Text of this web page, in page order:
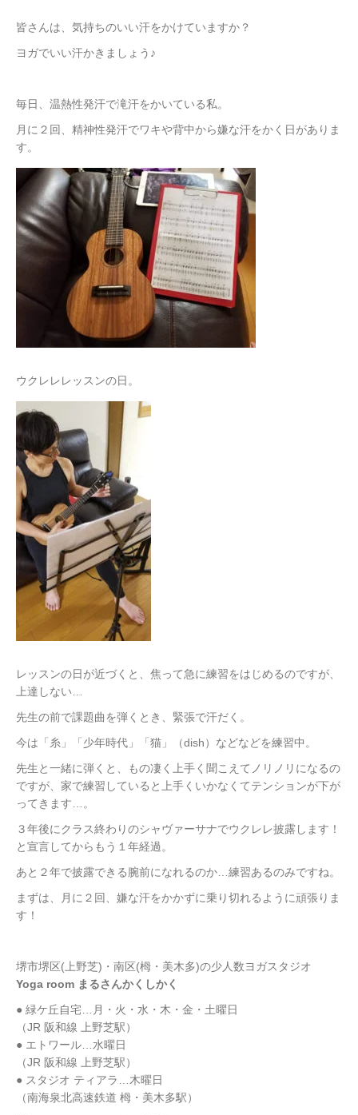
皆さんは、気持ちのいい汗をかけていますか？
ヨガでいい汗かきましょう♪
毎日、温熱性発汗で滝汗をかいている私。
月に２回、精神性発汗でワキや背中から嫌な汗をかく日がありま
す。
ウクレレレッスンの日。
レッスンの日が近づくと、焦って急に練習をはじめるのですが、
上達しない…
先生の前で課題曲を弾くとき、緊張で汗だく。
今は「糸」「少年時代」「猫」（dish）などなどを練習中。
先生と一緒に弾くと、もの凄く上手く聞こえてノリノリになるの
ですが、家で練習していると上手くいかなくてテンションが下が
ってきます…。
３年後にクラス終わりのシャヴァーサナでウクレレ披露します！
と宣言してからもう１年経過。
あと２年で披露できる腕前になれるのか…練習あるのみですね。
まずは、月に２回、嫌な汗をかかずに乗り切れるように頑張りま
す！
堺市堺区(上野芝)・南区(栂・美木多)の少人数ヨガスタジオ
Yoga room まるさんかくしかく
● 緑ケ丘自宅…月・火・水・木・金・土曜日
（JR 阪和線 上野芝駅）
● エトワール…水曜日
（JR 阪和線 上野芝駅）
● スタジオ ティアラ…木曜日
（南海泉北高速鉄道 栂・美木多駅）